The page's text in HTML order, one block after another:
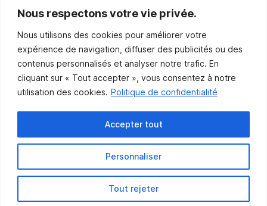
Nous respectons votre vie privée.
Nous utilisons des cookies pour améliorer votre
expérience de navigation, diffuser des publicités ou des
contenus personnalisés et analyser notre trafic. En
cliquant sur « Tout accepter », vous consentez à notre
utilisation des cookies. Politique de confidentialité
Personnaliser
Tout rejeter
Accepter tout
communications@muniles.ca
418 986-3100
Composez le 1 en tout temps pour toutes urgences.
Abonnez-vous
Abonnez-vous pour recevoir les nouvelles
de la Municipalité par courriel.